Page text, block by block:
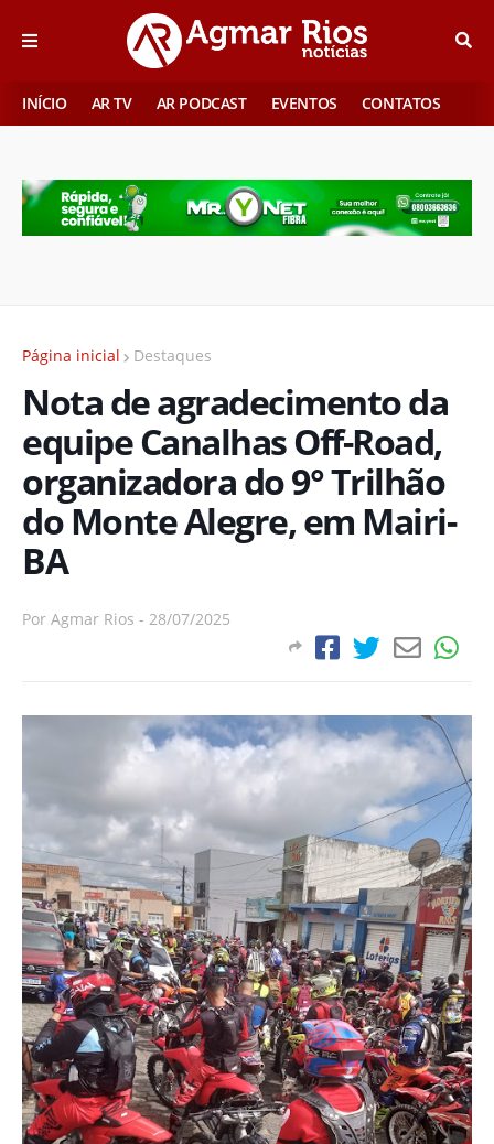
INÍCIO AR TV AR PODCAST EVENTOS CONTATOS
Página inicial Destaques
Nota de agradecimento da
equipe Canalhas Off-Road,
organizadora do 9° Trilhão
do Monte Alegre, em Mairi-
BA
Por Agmar Rios - 28/07/2025